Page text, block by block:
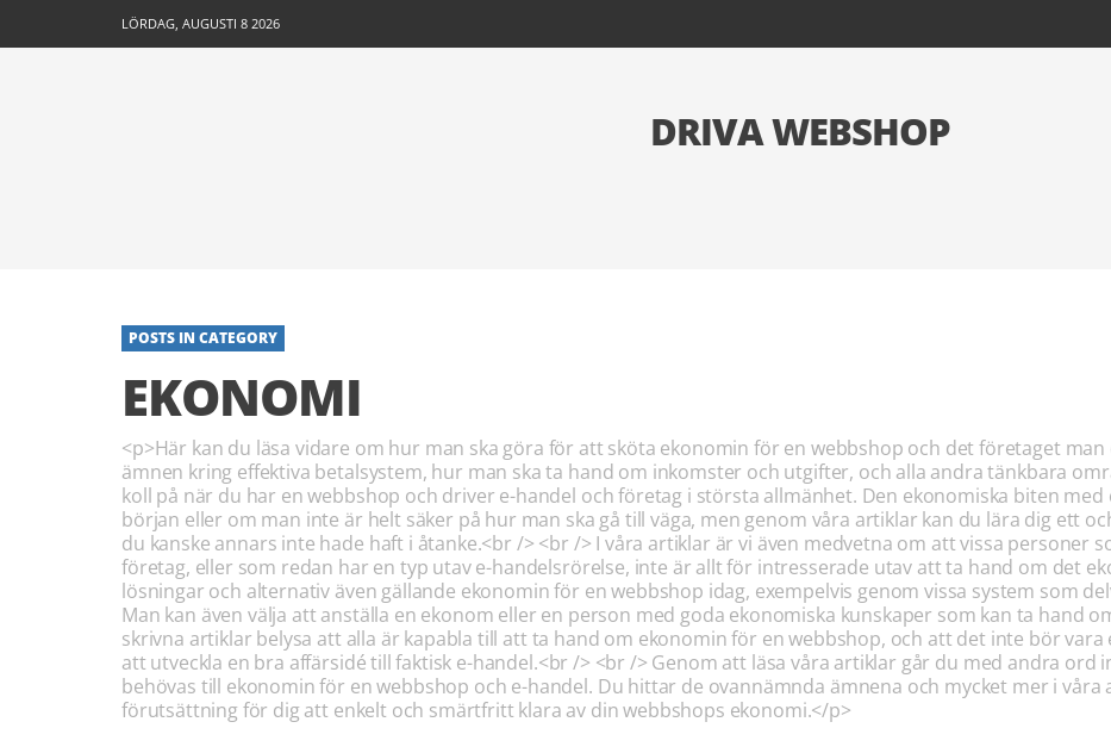
LÖRDAG, AUGUSTI 8 2026
DRIVA WEBSHOP
POSTS IN CATEGORY
EKONOMI
<p>Här kan du läsa vidare om hur man ska göra för att sköta ekonomin för en webbshop och det företaget
ämnen kring effektiva betalsystem, hur man ska ta hand om inkomster och utgifter, och alla andra tänkbara
koll på när du har en webbshop och driver e-handel och företag i största allmänhet. Den ekonomiska biten
början eller om man inte är helt säker på hur man ska gå till väga, men genom våra artiklar kan du lära dig ett
du kanske annars inte hade haft i åtanke.<br /> <br /> I våra artiklar är vi även medvetna om att vissa personer
företag, eller som redan har en typ utav e-handelsrörelse, inte är allt för intresserade utav att ta hand om det
lösningar och alternativ även gällande ekonomin för en webbshop idag, exempelvis genom vissa system som
Man kan även välja att anställa en ekonom eller en person med goda ekonomiska kunskaper som kan ta hand
skrivna artiklar belysa att alla är kapabla till att ta hand om ekonomin för en webbshop, och att det inte bör
att utveckla en bra affärsidé till faktisk e-handel.<br /> <br /> Genom att läsa våra artiklar går du med andra
behövas till ekonomin för en webbshop och e-handel. Du hittar de ovannämnda ämnena och mycket mer i
förutsättning för dig att enkelt och smärtfritt klara av din webbshops ekonomi.</p>